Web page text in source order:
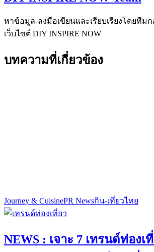
หาข้อมูล-ลงมือเขียนและเรียบเรียงโดยทีม
เว็บไซต์ DIY INSPIRE NOW
บทความที่เกี่ยวข้อง
Journey & CuisinePR Newsกิน-เที่ยวไทย
NEWS : เจาะ 7 เทรนด์ท่องเ